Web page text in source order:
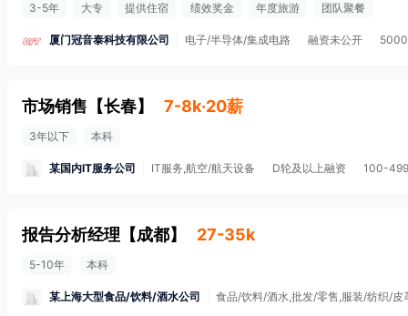
3-5年 大专 提供住宿 绩效奖金 年度旅游 团队聚餐
厦门冠音泰科技有限公司 电子/半导体/集成电路 融资未公开
市场销售 【长春】 7-8k·20薪
3年以下 本科
某国内IT服务公司 IT服务,航空/航天设备 D轮及以上融资 100-
报告分析经理 【成都】 27-35k
5-10年 本科
某上海大型食品/饮料/酒水公司 食品/饮料/酒水,批发/零售,服装/纺织/皮